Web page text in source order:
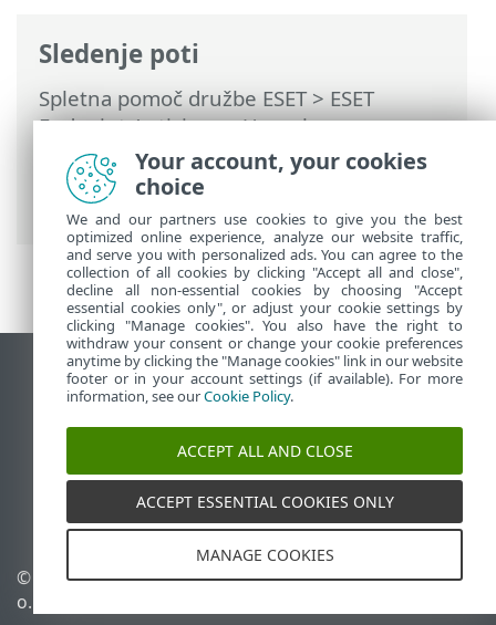
Sledenje poti
Spletna pomoč družbe ESET>ESET
Endpoint Antivirus>Uporaba programa
ESET Endpoint Antivirus>Nastavitve>
Omrežje
> Seznam začasno blokiranih
naslovov IP
Prikaz mesta na namizju
End of Life
Zbirka znanja družbe ESET
Forum družbe ESET
ESET Status Portal
Podpora v regiji
© 1992 - 2026 ESET, spol. s r.
o. – Vse pravice pridržane.
Upravljanje piškotkov
Your account, your cookies
choice
We and our partners use cookies to give you the best
optimized online experience, analyze our website traffic,
and serve you with personalized ads. You can agree to the
collection of all cookies by clicking "Accept all and close",
decline all non-essential cookies by choosing "Accept
essential cookies only", or adjust your cookie settings by
clicking "Manage cookies". You also have the right to
withdraw your consent or change your cookie preferences
anytime by clicking the "Manage cookies" link in our website
footer or in your account settings (if available). For more
information, see ourCookie Policy.
ACCEPT ALL AND CLOSE
ACCEPT ESSENTIAL COOKIES ONLY
MANAGE COOKIES